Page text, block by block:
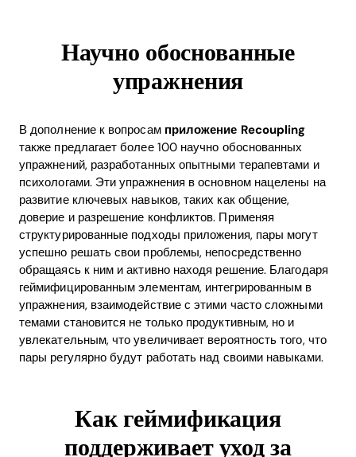
Научно обоснованные
упражнения
В дополнение к вопросам приложение Recoupling
также предлагает более 100 научно обоснованных
упражнений, разработанных опытными терапевтами и
психологами. Эти упражнения в основном нацелены на
развитие ключевых навыков, таких как общение,
доверие и разрешение конфликтов. Применяя
структурированные подходы приложения, пары могут
успешно решать свои проблемы, непосредственно
обращаясь к ним и активно находя решение. Благодаря
геймифицированным элементам, интегрированным в
упражнения, взаимодействие с этими часто сложными
темами становится не только продуктивным, но и
увлекательным, что увеличивает вероятность того, что
пары регулярно будут работать над своими навыками.
Как геймификация
поддерживает уход за